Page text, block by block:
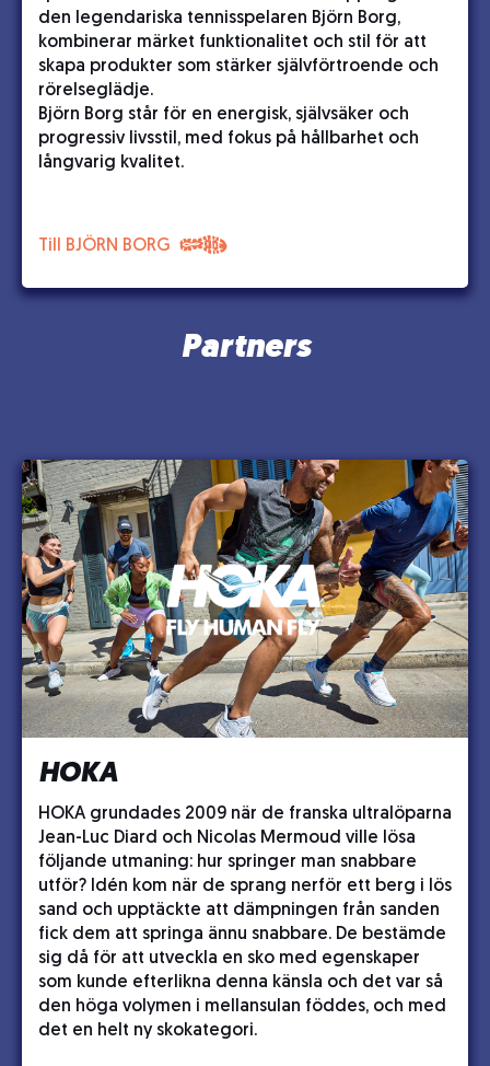
den legendariska tennisspelaren Björn Borg,
kombinerar märket funktionalitet och stil för att
skapa produkter som stärker självförtroende och
rörelseglädje.
Björn Borg står för en energisk, självsäker och
progressiv livsstil, med fokus på hållbarhet och
långvarig kvalitet.
Till BJÖRN BORG
Partners
HOKA
HOKA grundades 2009 när de franska ultralöparna
Jean-Luc Diard och Nicolas Mermoud ville lösa
följande utmaning: hur springer man snabbare
utför? Idén kom när de sprang nerför ett berg i lös
sand och upptäckte att dämpningen från sanden
fick dem att springa ännu snabbare. De bestämde
sig då för att utveckla en sko med egenskaper
som kunde efterlikna denna känsla och det var så
den höga volymen i mellansulan föddes, och med
det en helt ny skokategori.